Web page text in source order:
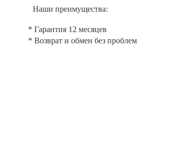
Наши преимущества:
* Гарантия 12 месяцев
* Возврат и обмен без проблем